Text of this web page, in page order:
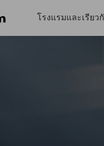
โรงแรมและเรียว